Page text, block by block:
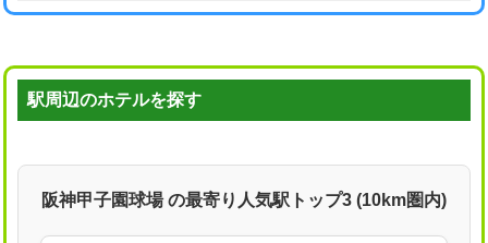
駅周辺のホテルを探す
阪神甲子園球場 の最寄り人気駅トップ3 (10km圏内)